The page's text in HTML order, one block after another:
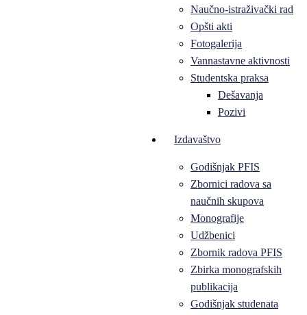
Naučno-istraživački rad
Opšti akti
Fotogalerija
Vannastavne aktivnosti
Studentska praksa
Dešavanja
Pozivi
Izdavaštvo
Godišnjak PFIS
Zbornici radova sa
naučnih skupova
Monografije
Udžbenici
Zbornik radova PFIS
Zbirka monografskih
publikacija
Godišnjak studenata